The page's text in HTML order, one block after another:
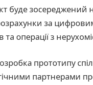
буде зосереджений
за
операції з
прототипу
партнерами